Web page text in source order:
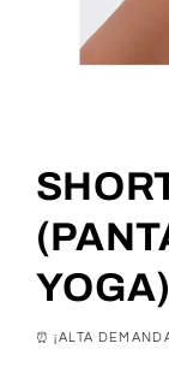
YOGA)
⏰ ¡ALTA